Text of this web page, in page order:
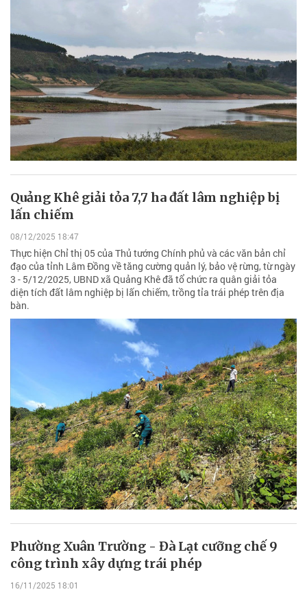
Quảng Khê giải tỏa 7,7 ha đất lâm nghiệp bị
lấn chiếm
08/12/2025 18:47
Thực hiện Chỉ thị 05 của Thủ tướng Chính phủ và các văn bản chỉ
đạo của tỉnh Lâm Đồng về tăng cường quản lý, bảo vệ rừng, từ ngày
3 - 5/12/2025, UBND xã Quảng Khê đã tổ chức ra quân giải tỏa
diện tích đất lâm nghiệp bị lấn chiếm, trồng tỉa trái phép trên địa
bàn.
Phường Xuân Trường - Đà Lạt cưỡng chế 9
công trình xây dựng trái phép
16/11/2025 18:01